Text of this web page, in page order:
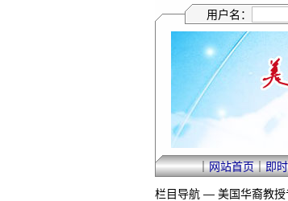
用户名：
｜网站首页｜即
栏目导航 — 美国华裔教授